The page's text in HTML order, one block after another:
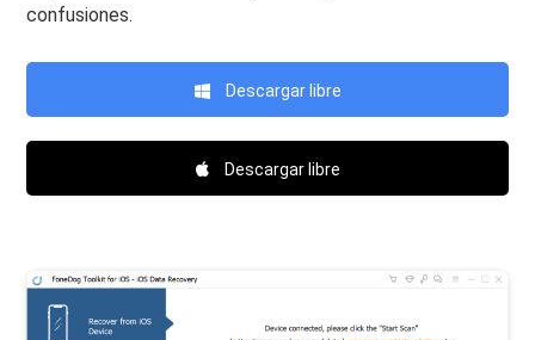
confusiones.
Descargar libre
Descargar libre